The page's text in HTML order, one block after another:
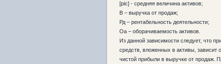
[pic] - средняя величина активов;
В – выручка от продаж;
Рд – рентабельность деятельности;
Оа – оборачиваемость активов.
Из данной зависимости следует, что
средств, вложенных в активы, зависит
чистой прибыли в выручке от продаж.